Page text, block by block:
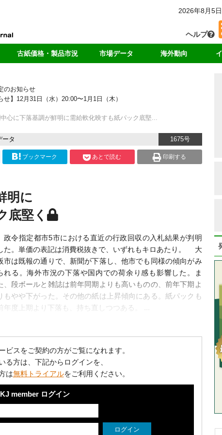
2026年8月5
ヘルプ
ート
ド
古紙価格・製品市況
輸出価格
製品価格
海外市況
市場データ
中国の輸入量
各種統計データ
海外動向
のお知らせ
】12月31日（水）20:00〜1月1日（木）
中心に下落基調が鮮明に需給軟化映すも紙パック底堅...
ータ 1675号
ブックマーク あとで読む 印刷する
明に
底堅く
政令指定都市5市における直近の行政回収の入札結果が判明
た。単価の表記は消費税抜きで、いずれもキロあたり。 大
市は既報の通りで、新聞が下落し、他市でも同様の傾向がみ
れる。海外市況の下落や国内での荷余り感も影響した。ま
、段ボールと雑誌は前年同期よりも高いものの、前年下期よ
もやや下がった。その他の紙は上昇傾向にある。紙パックも
年度上期より下落も、持ち直しつつある。 ...
ビスをご契約の方がご覧になれます。
る方は、下記からログインを、
は無料トライアルをご利用ください。
KJ member ログイン